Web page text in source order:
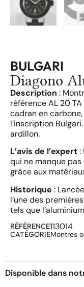
BULGARI
Diagono
Description :
référence AL 20
cadran en
l’inscription
ardillon.
L’avis de l’expert:
qui ne manque
grâce aux
Historique :
l’une des
tels que
RÉFÉRENCE113014
CATÉGORIEMontres
Disponible dans